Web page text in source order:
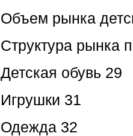
Объем рынка
Структура рынка
Детская обувь 29
Игрушки 31
Одежда 32